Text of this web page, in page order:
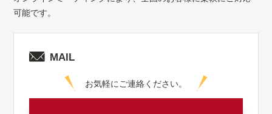
可能です。
MAIL
お気軽にご連絡ください。